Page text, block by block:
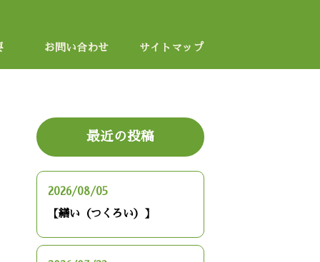
お問い合わせ サイトマップ
最近の投稿
2026/08/05
【繕い（つくろい）】